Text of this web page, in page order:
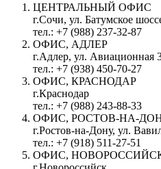
ЦЕНТРАЛЬНЫЙ ОФИС
г.Сочи, ул. Батумское
тел.: +7 (988) 237-32-87
ОФИС, АДЛЕР
г.Адлер, ул. Авиационная
тел.: +7 (938) 450-70-27
ОФИС, КРАСНОДАР
г.Краснодар
тел.: +7 (988) 243-88-33
ОФИС, РОСТОВ-НА-
г.Ростов-на-Дону, ул.
тел.: +7 (918) 511-27-51
ОФИС,